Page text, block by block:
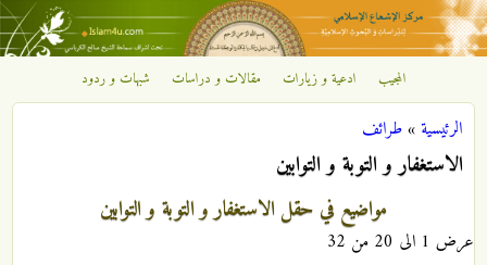
تجاوز إلى المحتوى الرئيسي
مركز
الإشعاع
الإسلامي
المجيب ادعية و زيارات مقالات و دراسات شبهات و ردود
أنت هنا
الرئيسية»طرائف
الاستغفار و التوبة و التوابين
مواضيع في حقل الاستغفار و التوبة و التوابين
عرض 1 الى 20 من 32